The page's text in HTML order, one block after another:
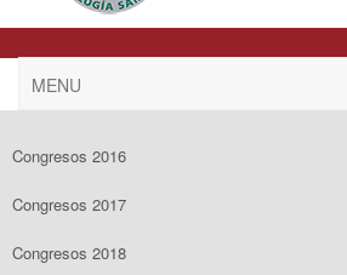
MENU
Congresos 2016
Congresos 2017
Congresos 2018